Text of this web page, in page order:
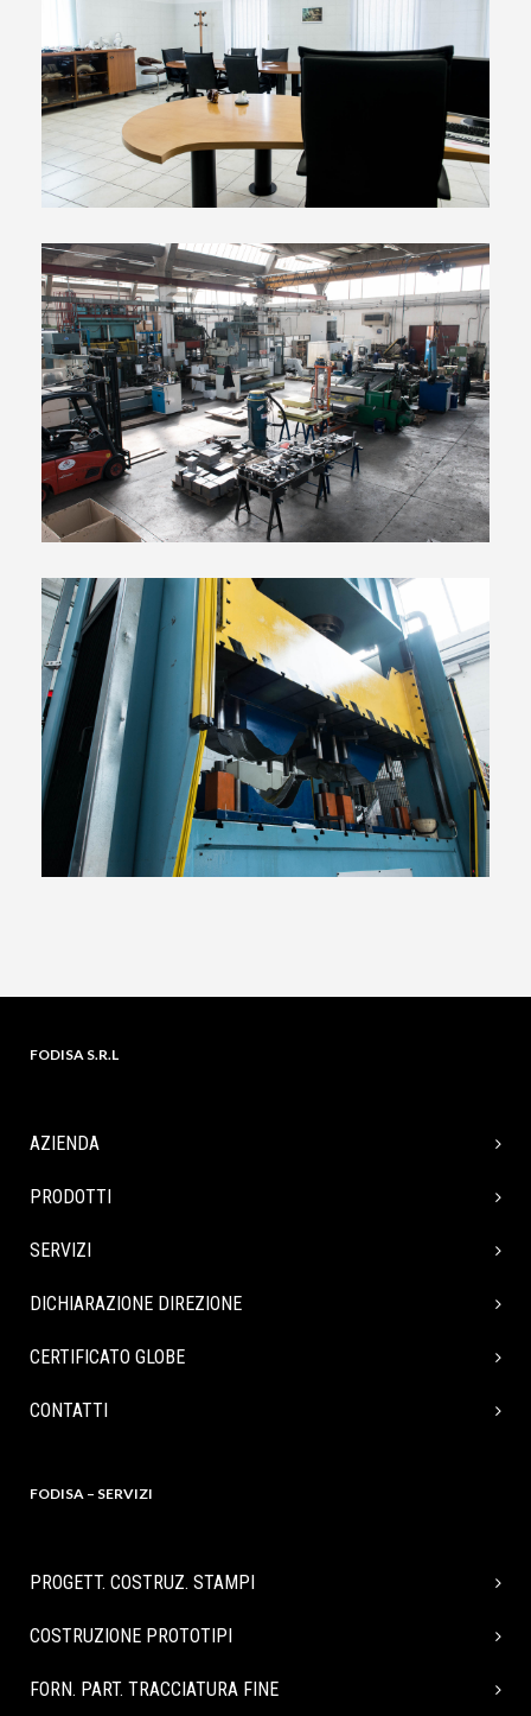
FODISA S.R.L
AZIENDA
PRODOTTI
SERVIZI
DICHIARAZIONE DIREZIONE
CERTIFICATO GLOBE
CONTATTI
FODISA – SERVIZI
PROGETT. COSTRUZ. STAMPI
COSTRUZIONE PROTOTIPI
FORN. PART. TRACCIATURA FINE